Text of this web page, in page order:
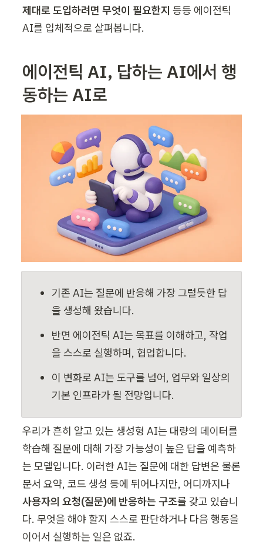
제대로 도입하려면 무엇이 필요한지 등등 에이전틱
AI를 입체적으로 살펴봅니다.
에이전틱 AI, 답하는 AI에서 행
동하는 AI로
기존 AI는 질문에 반응해 가장 그럴듯한 답
을 생성해 왔습니다.
반면 에이전틱 AI는 목표를 이해하고, 작업
을 스스로 실행하며, 협업합니다.
이 변화로 AI는 도구를 넘어, 업무와 일상의
기본 인프라가 될 전망입니다.
우리가 흔히 알고 있는 생성형 AI는 대량의 데이터를
학습해 질문에 대해 가장 가능성이 높은 답을 예측하
는 모델입니다. 이러한 AI는 질문에 대한 답변은 물론
사용자의 요청(질문)에 반응하는 구조를 갖고 있습니
다. 무엇을 해야 할지 스스로 판단하거나 다음 행동을
이어서 실행하는 일은 없죠.